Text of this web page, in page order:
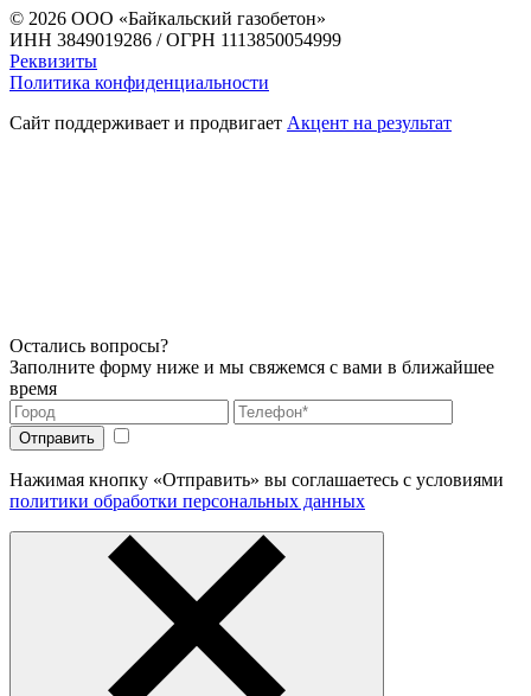
© 2026 ООО «Байкальский газобетон»
ИНН 3849019286 / ОГРН 1113850054999
Реквизиты
Политика конфиденциальности
Сайт поддерживает и продвигает Акцент на результат
Остались вопросы?
Заполните форму ниже и мы свяжемся с вами в ближайшее
время
Нажимая кнопку «Отправить» вы соглашаетесь с условиями
политики обработки персональных данных